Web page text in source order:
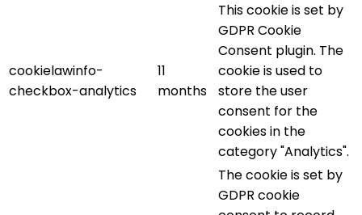
cookielawinfo-
checkbox-analytics
11
months
This cookie is set by
GDPR Cookie
Consent plugin. The
cookie is used to
store the user
consent for the
cookies in the
category "Analytics".
The cookie is set by
GDPR cookie